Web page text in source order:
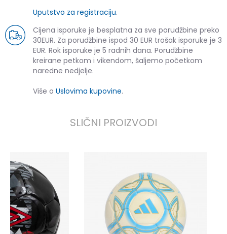
Uputstvo za registraciju.
Cijena isporuke je besplatna za sve porudžbine preko
30EUR. Za porudžbine ispod 30 EUR trošak isporuke je 3
EUR. Rok isporuke je 5 radnih dana. Porudžbine
kreirane petkom i vikendom, šaljemo početkom
naredne nedjelje.
Više o Uslovima kupovine.
SLIČNI PROIZVODI